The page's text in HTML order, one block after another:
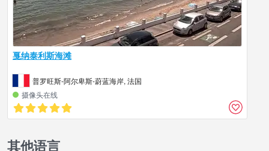
戛纳泰利斯海滩
普罗旺斯-阿尔卑斯-蔚蓝海岸, 法国
摄像头在线
其他语言